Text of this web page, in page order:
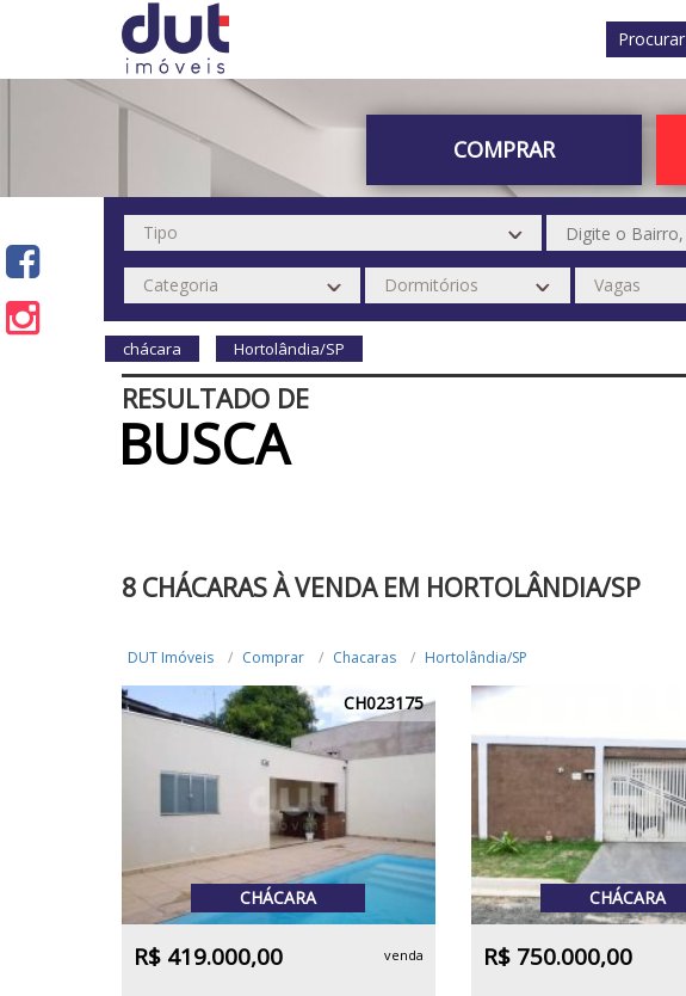
COMPRAR
chácara Hortolândia/SP
RESULTADO DE
BUSCA
8 CHÁCARAS À VENDA EM HORTOLÂNDIA/SP
DUT Imóveis Comprar Chacaras Hortolândia/SP
CH023175
CHÁCARA
R$ 419.000,00 venda
CHÁCARA
R$ 750.000,00